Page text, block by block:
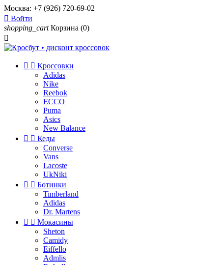
Москва: +7 (926) 720-69-02
 Войти
shopping_cart Корзина (0)

  Кроссовки
Adidas
Nike
Reebok
ECCO
Puma
Asics
New Balance
  Кеды
Converse
Vans
Lacoste
UkNiki
  Ботинки
Timberland
Adidas
Dr. Martens
  Мокасины
Sheton
Camidy
Eiffello
Admlis